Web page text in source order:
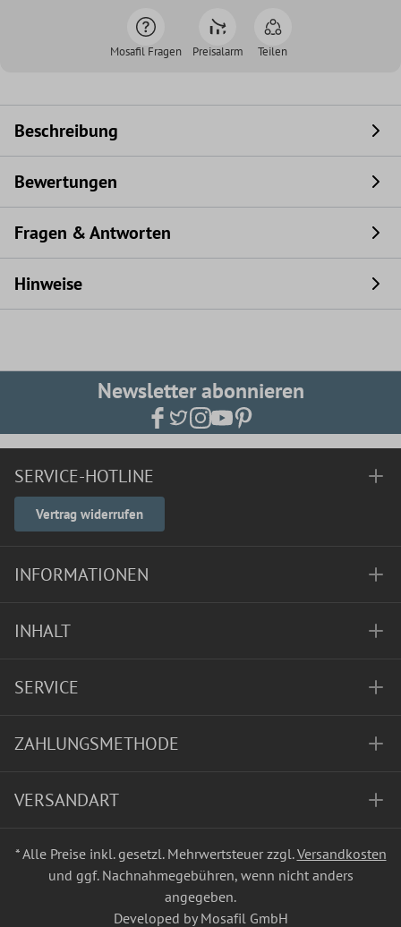
Mosafil Fragen Preisalarm Teilen
Beschreibung
Bewertungen
Fragen & Antworten
Hinweise
Newsletter abonnieren
SERVICE-HOTLINE
Vertrag widerrufen
INFORMATIONEN
INHALT
SERVICE
ZAHLUNGSMETHODE
VERSANDART
* Alle Preise inkl. gesetzl. Mehrwertsteuer zzgl.Versandkosten
und ggf. Nachnahmegebühren, wenn nicht anders
angegeben.
Developed by Mosafil GmbH